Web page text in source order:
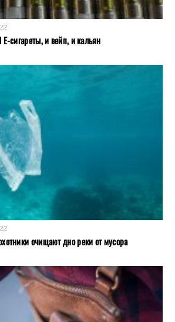
сигареты, и вейп, и кальян
очищают дно реки от мусора